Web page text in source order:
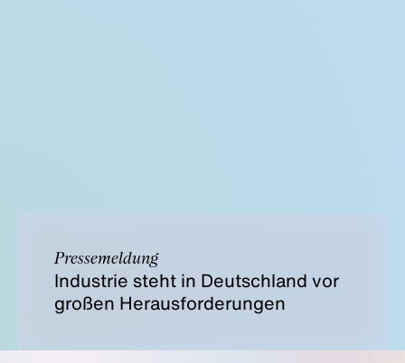
Pressemeldung
Industrie steht in Deutschland vor
großen Herausforderungen